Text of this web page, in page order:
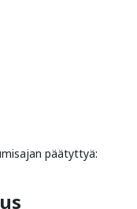
päätyttyä: